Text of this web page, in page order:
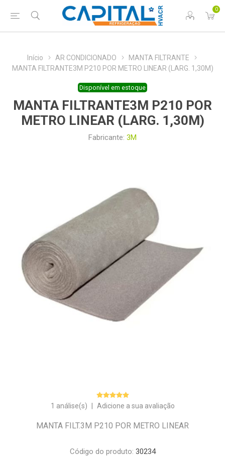
0
Início AR CONDICIONADO
MANTA FILTRANTE
MANTA FILTRANTE3M P210 POR METRO LINEAR (LARG. 1,30M)
Disponível em estoque
MANTA FILTRANTE3M P210 POR
METRO LINEAR (LARG. 1,30M)
Fabricante: 3M
1 análise(s) Adicione a sua avaliação
MANTA FILT.3M P210 POR METRO LINEAR
Código do produto: 30234